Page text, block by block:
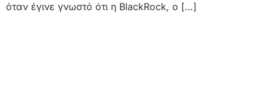
όταν έγινε γνωστό ότι η BlackRock, ο […]